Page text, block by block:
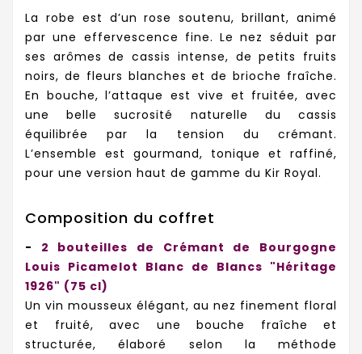
La robe est d’un rose soutenu, brillant, animé
par une effervescence fine. Le nez séduit par
ses arômes de cassis intense, de petits fruits
noirs, de fleurs blanches et de brioche fraîche.
En bouche, l’attaque est vive et fruitée, avec
une belle sucrosité naturelle du cassis
équilibrée par la tension du crémant.
L’ensemble est gourmand, tonique et raffiné,
pour une version haut de gamme du Kir Royal.
Composition du coffret
- 2 bouteilles de Crémant de Bourgogne
Louis Picamelot Blanc de Blancs "Héritage
1926" (75 cl)
Un vin mousseux élégant, au nez finement floral
et fruité, avec une bouche fraîche et
structurée, élaboré selon la méthode